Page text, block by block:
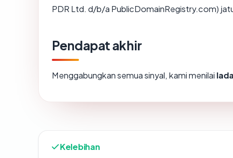
PDR Ltd. d/b/a PublicDomainRegistry.com)
Pendapat akhir
Menggabungkan semua sinyal, kami menilai
Kelebihan